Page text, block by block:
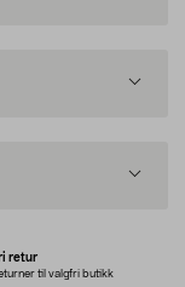
retur
til valgfri butikk